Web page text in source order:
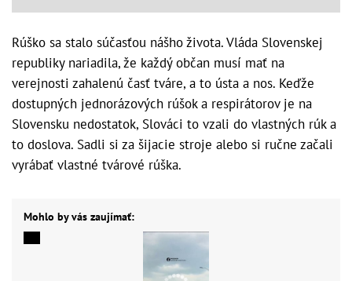
Rúško sa stalo súčasťou nášho života. Vláda Slovenskej
republiky nariadila, že každý občan musí mať na
verejnosti zahalenú časť tváre, a to ústa a nos. Keďže
dostupných jednorázových rúšok a respirátorov je na
Slovensku nedostatok, Slováci to vzali do vlastných rúk a
to doslova. Sadli si za šijacie stroje alebo si ručne začali
vyrábať vlastné tvárové rúška.
Mohlo by vás zaujímať: